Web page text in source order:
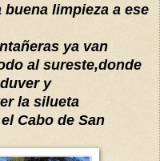
limpieza a ese
ya van
al sureste,donde
y
la silueta
Cabo de San